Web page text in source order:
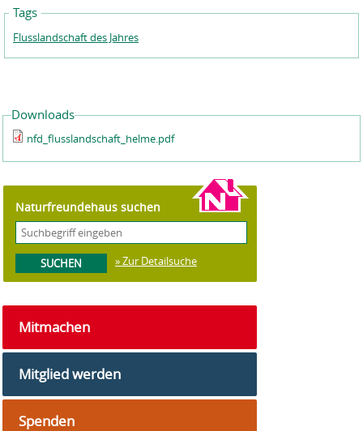
Tags
Flusslandschaft des Jahres
Downloads
nfd_flusslandschaft_helme.pdf
Naturfreundehaus suchen
» Zur Detailsuche
Mitmachen
Mitglied werden
Spenden